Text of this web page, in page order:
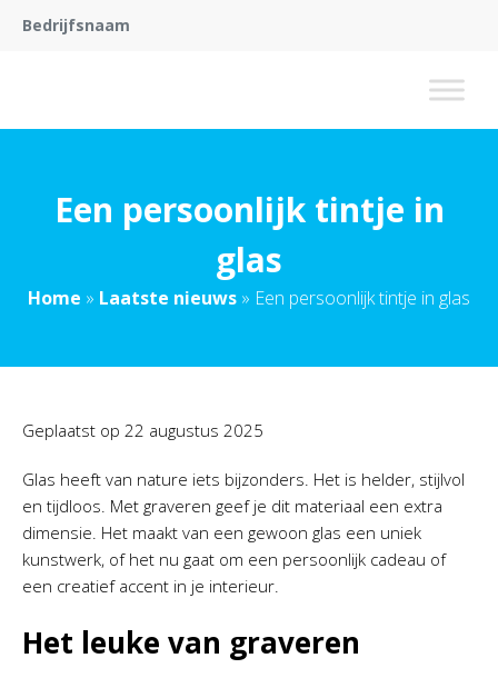
Bedrijfsnaam
Een persoonlijk tintje in
glas
Home » Laatste nieuws » Een persoonlijk tintje in glas
Geplaatst op 22 augustus 2025
Glas heeft van nature iets bijzonders. Het is helder, stijlvol
en tijdloos. Met graveren geef je dit materiaal een extra
dimensie. Het maakt van een gewoon glas een uniek
kunstwerk, of het nu gaat om een persoonlijk cadeau of
een creatief accent in je interieur.
Het leuke van graveren